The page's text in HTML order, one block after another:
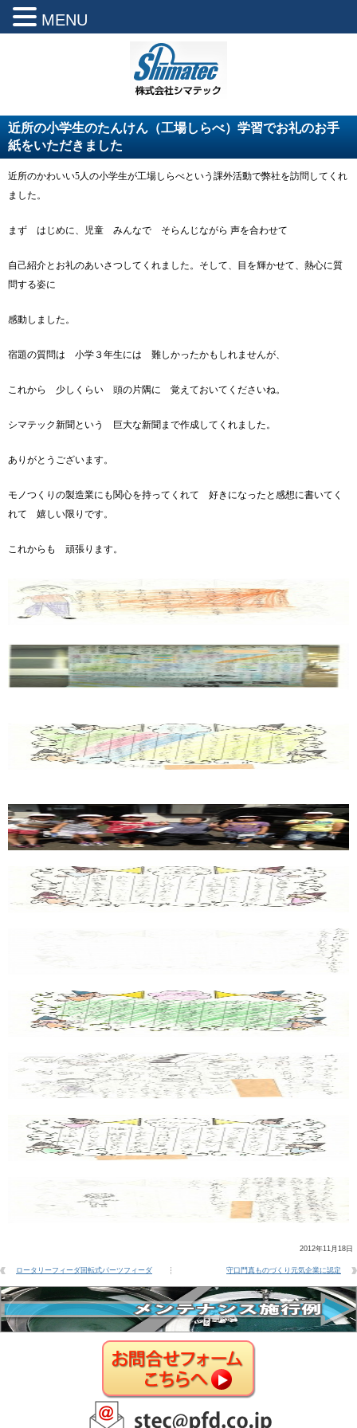
近所の小学生のたんけん（工場しらべ）学習でお礼のお手
紙をいただきました
近所のかわいい5人の小学生が工場しらべという課外活動で弊社を訪問してくれ
ました。
まず はじめに、児童 みんなで そらんじながら 声を合わせて
自己紹介とお礼のあいさつしてくれました。そして、目を輝かせて、熱心に質
問する姿に
感動しました。
宿題の質問は 小学３年生には 難しかったかもしれませんが、
これから 少しくらい 頭の片隅に 覚えておいてくださいね。
シマテック新聞という 巨大な新聞まで作成してくれました。
ありがとうございます。
モノつくりの製造業にも関心を持ってくれて 好きになったと感想に書いてく
れて 嬉しい限りです。
これからも 頑張ります。
2012年11月18日
ロータリーフィーダ回転式パーツフィーダ 守口門真ものづくり元気企業に認定
MENU